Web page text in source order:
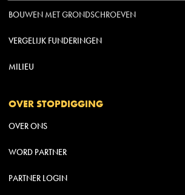
BOUWEN MET GRONDSCHROEVEN
VERGELIJK FUNDERINGEN
MILIEU
OVER STOPDIGGING
OVER ONS
WORD PARTNER
PARTNER LOGIN